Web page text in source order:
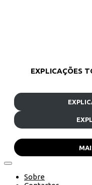
EXPLICAÇÕES
Sobre